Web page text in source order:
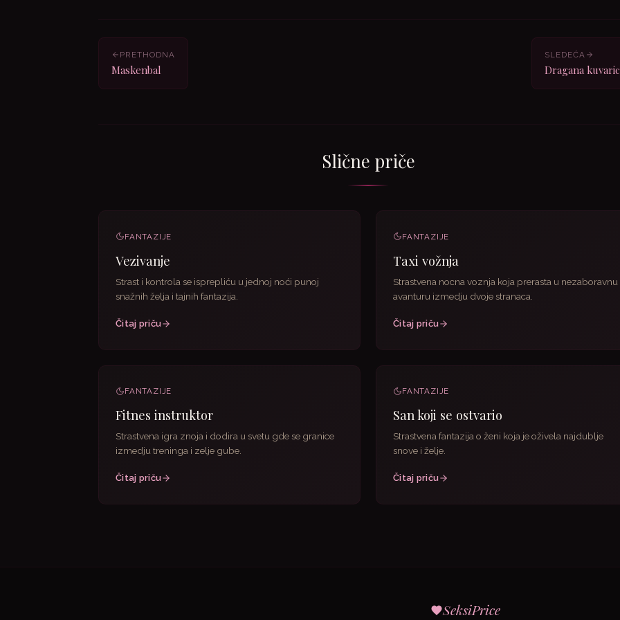
PRETHODNA
Maskenbal
SLEDEĆA
Dragana
Slične priče
FANTAZIJE
Vezivanje
Strast i kontrola se isprepliću u jednoj noći punoj
snažnih želja i tajnih fantazija.
Čitaj priču
FANTAZIJE
Taxi vožnja
Strastvena nocna voznja koja prerasta u nezaboravnu
avanturu izmedju dvoje stranaca.
Čitaj priču
FANTAZIJE
Fitnes instruktor
Strastvena igra znoja i dodira u svetu gde se granice
izmedju treninga i zelje gube.
Čitaj priču
FANTAZIJE
San koji se ostvario
Strastvena fantazija o ženi koja je oživela najdublje
snove i želje.
Čitaj priču
SeksiPrice